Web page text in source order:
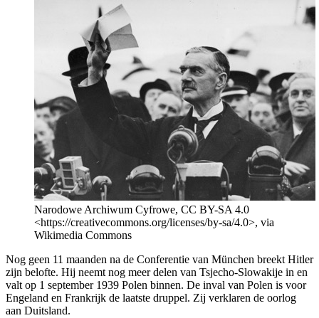
Narodowe Archiwum Cyfrowe, CC BY-SA 4.0
<https://creativecommons.org/licenses/by-sa/4.0>, via
Wikimedia Commons
Nog geen 11 maanden na de Conferentie van München breekt Hitler
zijn belofte. Hij neemt nog meer delen van Tsjecho-Slowakije in en
valt op 1 september 1939 Polen binnen. De inval van Polen is voor
Engeland en Frankrijk de laatste druppel. Zij verklaren de oorlog
aan Duitsland.